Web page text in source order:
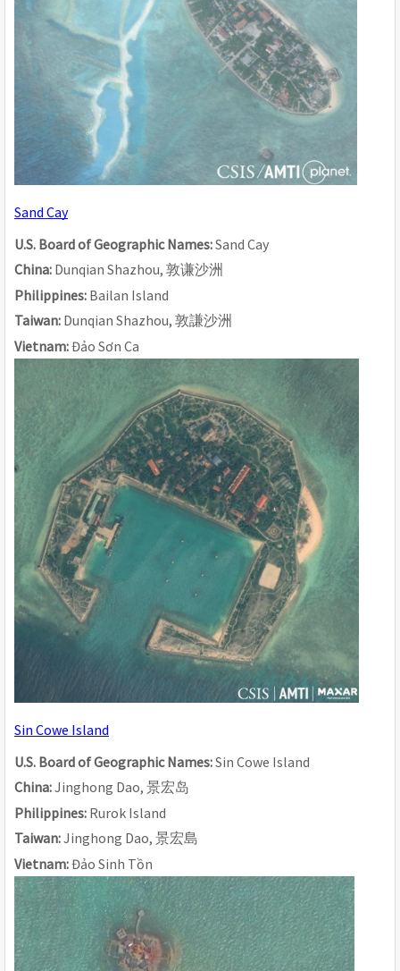
Sand Cay
U.S. Board of Geographic Names: Sand Cay
China: Dunqian Shazhou, 敦谦沙洲
Philippines: Bailan Island
Taiwan: Dunqian Shazhou, 敦謙沙洲
Vietnam: Đảo Sơn Ca
Sin Cowe Island
U.S. Board of Geographic Names: Sin Cowe Island
China: Jinghong Dao, 景宏岛
Philippines: Rurok Island
Taiwan: Jinghong Dao, 景宏島
Vietnam: Đảo Sinh Tồn